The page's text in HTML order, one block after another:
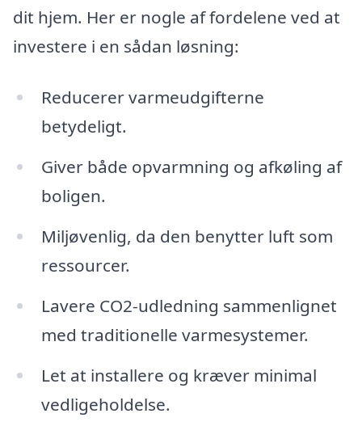
dit hjem. Her er nogle af fordelene ved at
investere i en sådan løsning:
Reducerer varmeudgifterne
betydeligt.
Giver både opvarmning og afkøling af
boligen.
Miljøvenlig, da den benytter luft som
ressourcer.
Lavere CO2-udledning sammenlignet
med traditionelle varmesystemer.
Let at installere og kræver minimal
vedligeholdelse.